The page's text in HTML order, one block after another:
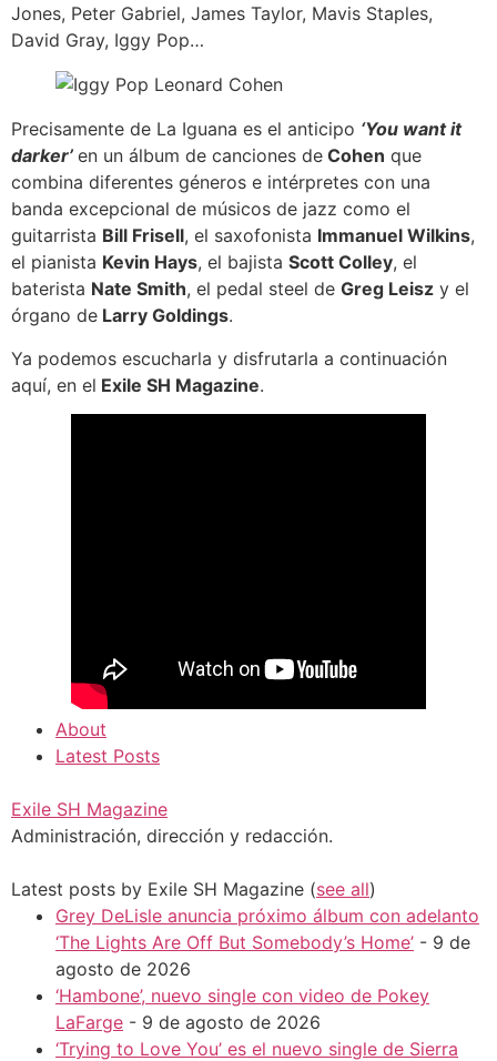
Jones, Peter Gabriel, James Taylor, Mavis Staples,
David Gray, Iggy Pop…
Precisamente de La Iguana es el anticipo ‘You want it
darker’ en un álbum de canciones de Cohen que
combina diferentes géneros e intérpretes con una
banda excepcional de músicos de jazz como el
guitarrista Bill Frisell, el saxofonista Immanuel Wilkins,
el pianista Kevin Hays, el bajista Scott Colley, el
baterista Nate Smith, el pedal steel de Greg Leisz y el
órgano de Larry Goldings.
Ya podemos escucharla y disfrutarla a continuación
aquí, en el Exile SH Magazine.
About
Latest Posts
Exile SH Magazine
Administración, dirección y redacción.
Latest posts by Exile SH Magazine (see all)
Grey DeLisle anuncia próximo álbum con adelanto
‘The Lights Are Off But Somebody’s Home’ - 9 de
agosto de 2026
‘Hambone’, nuevo single con video de Pokey
LaFarge - 9 de agosto de 2026
‘Trying to Love You’ es el nuevo single de Sierra